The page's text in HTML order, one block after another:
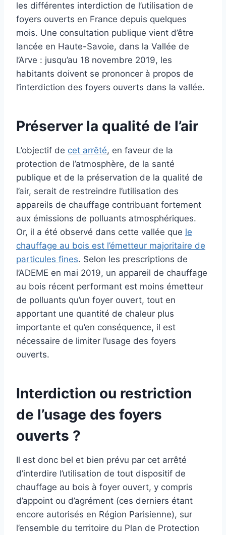
les différentes interdiction de l’utilisation de
foyers ouverts en France depuis quelques
mois. Une consultation publique vient d’être
lancée en Haute-Savoie, dans la Vallée de
l’Arve : jusqu’au 18 novembre 2019, les
habitants doivent se prononcer à propos de
l’interdiction des foyers ouverts dans la vallée.
Préserver la qualité de l’air
L’objectif de cet arrêté, en faveur de la
protection de l’atmosphère, de la santé
publique et de la préservation de la qualité de
l’air, serait de restreindre l’utilisation des
appareils de chauffage contribuant fortement
aux émissions de polluants atmosphériques.
Or, il a été observé dans cette vallée que le
chauffage au bois est l’émetteur majoritaire de
particules fines. Selon les prescriptions de
l’ADEME en mai 2019, un appareil de chauffage
au bois récent performant est moins émetteur
de polluants qu’un foyer ouvert, tout en
apportant une quantité de chaleur plus
importante et qu’en conséquence, il est
nécessaire de limiter l’usage des foyers
ouverts.
Interdiction ou restriction
de l’usage des foyers
ouverts ?
Il est donc bel et bien prévu par cet arrêté
d’interdire l’utilisation de tout dispositif de
chauffage au bois à foyer ouvert, y compris
d’appoint ou d’agrément (ces derniers étant
encore autorisés en Région Parisienne), sur
l’ensemble du territoire du Plan de Protection